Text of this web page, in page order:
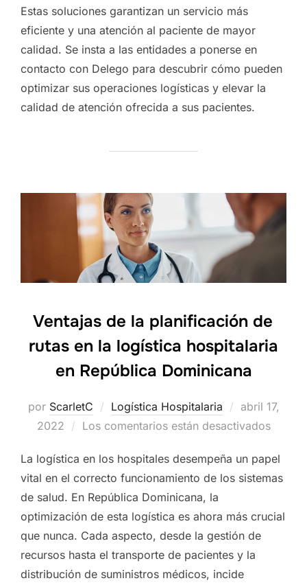
Estas soluciones garantizan un servicio más
eficiente y una atención al paciente de mayor
calidad. Se insta a las entidades a ponerse en
contacto con Delego para descubrir cómo pueden
optimizar sus operaciones logísticas y elevar la
calidad de atención ofrecida a sus pacientes.
Ventajas de la planificación de
rutas en la logística hospitalaria
en República Dominicana
por ScarletC Logística Hospitalaria
Publicado
el
abril 17,
2022
Los comentarios están desactivados
La logística en los hospitales desempeña un papel
vital en el correcto funcionamiento de los sistemas
de salud. En República Dominicana, la
optimización de esta logística es ahora más crucial
que nunca. Cada aspecto, desde la gestión de
recursos hasta el transporte de pacientes y la
distribución de suministros médicos, incide